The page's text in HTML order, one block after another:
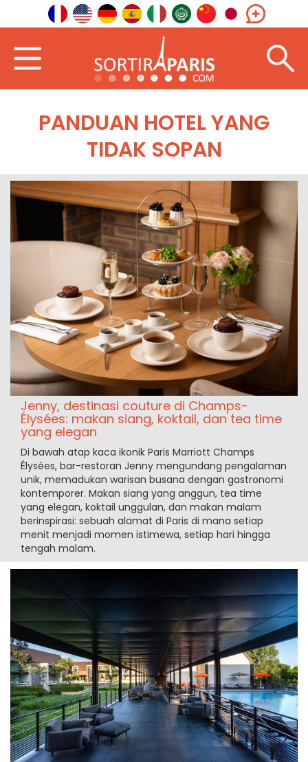
PANDUAN HOTEL YANG
TIDAK SOPAN
Jenny, destinasi couture di Champs-
Élysées: makan siang, koktail, dan tea time
yang elegan
Di bawah atap kaca ikonik Paris Marriott Champs
Élysées, bar-restoran Jenny mengundang pengalaman
unik, memadukan warisan busana dengan gastronomi
kontemporer. Makan siang yang anggun, tea time
yang elegan, koktail unggulan, dan makan malam
berinspirasi: sebuah alamat di Paris di mana setiap
menit menjadi momen istimewa, setiap hari hingga
tengah malam.